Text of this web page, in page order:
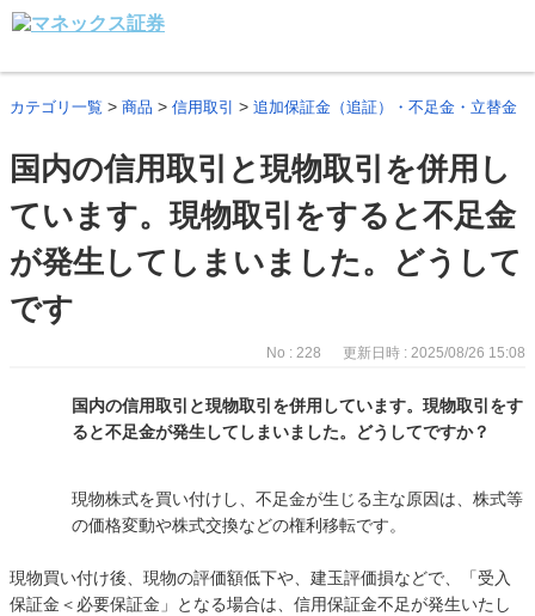
カテゴリ一覧 > 商品 > 信用取引 > 追加保証金（追証）・不足金・立替金
国内の信用取引と現物取引を併用し
ています。現物取引をすると不足金
が発生してしまいました。どうして
です
No : 228 更新日時 : 2025/08/26 15:08
国内の信用取引と現物取引を併用しています。現物取引をす
ると不足金が発生してしまいました。どうしてですか？
現物株式を買い付けし、不足金が生じる主な原因は、株式等
の価格変動や株式交換などの権利移転です。
現物買い付け後、現物の評価額低下や、建玉評価損などで、「受入
保証金＜必要保証金」となる場合は、信用保証金不足が発生いたし